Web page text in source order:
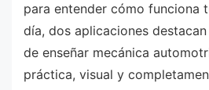
para entender cómo funciona
día, dos aplicaciones
de enseñar mecánica
práctica, visual y